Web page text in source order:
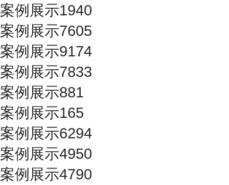
案例展示1940
案例展示7605
案例展示9174
案例展示7833
案例展示881
案例展示165
案例展示6294
案例展示4950
案例展示4790